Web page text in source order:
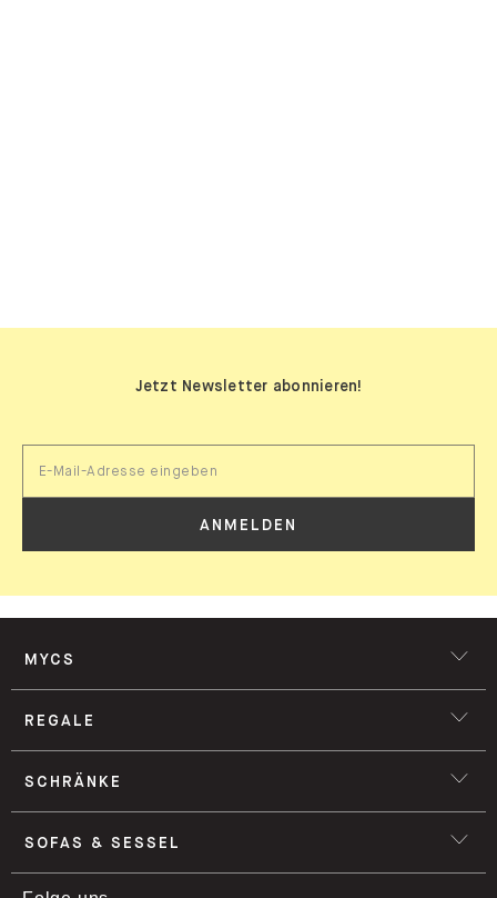
Jetzt Newsletter abonnieren!
ANMELDEN
MYCS
REGALE
SCHRÄNKE
SOFAS & SESSEL